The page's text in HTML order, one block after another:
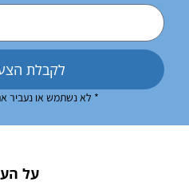
לקבלת
* לא נשתמש או נעביר
על